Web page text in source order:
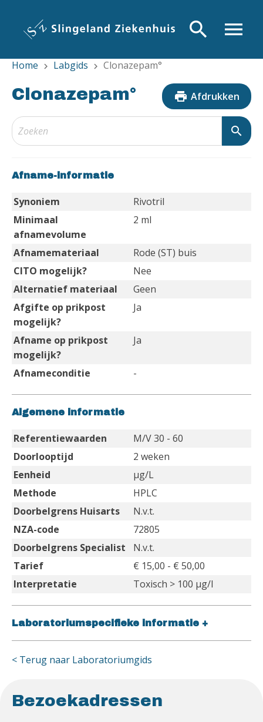
inhoud
menu
search
Home chevron_right Labgids chevron_right Clonazepam°
Clonazepam° print Afdrukken
search
Afname-informatie
Synoniem
Rivotril
Minimaal
afnamevolume
2 ml
Afnamemateriaal
Rode (ST) buis
CITO mogelijk?
Nee
Alternatief materiaal
Geen
Afgifte op prikpost
mogelijk?
Ja
Afname op prikpost
mogelijk?
Ja
Afnameconditie -
Algemene informatie
Referentiewaarden
M/V 30 - 60
Doorlooptijd
2 weken
Eenheid
µg/L
Methode
HPLC
Doorbelgrens Huisarts
N.v.t.
NZA-code
72805
Doorbelgrens Specialist
N.v.t.
Tarief
€ 15,00 - € 50,00
Interpretatie
Toxisch > 100 µg/l
Laboratoriumspecifieke informatie +
< Terug naar Laboratoriumgids
Bezoekadressen